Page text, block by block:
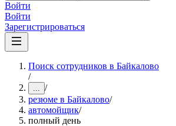
Войти
Войти
Зарегистрироваться
Поиск сотрудников в Байкалово
/
... /
резюме в Байкалово/
автомойщик/
полный день